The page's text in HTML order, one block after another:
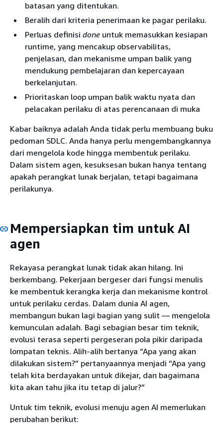
batasan yang ditentukan.
Beralih dari kriteria penerimaan ke pagar perilaku.
Perluas definisi done untuk memasukkan kesiapan
runtime, yang mencakup observabilitas,
penjelasan, dan mekanisme umpan balik yang
mendukung pembelajaran dan kepercayaan
berkelanjutan.
Prioritaskan loop umpan balik waktu nyata dan
pelacakan perilaku di atas perencanaan di muka
Kabar baiknya adalah Anda tidak perlu membuang buku
pedoman SDLC. Anda hanya perlu mengembangkannya
dari mengelola kode hingga membentuk perilaku.
Dalam sistem agen, kesuksesan bukan hanya tentang
apakah perangkat lunak berjalan, tetapi bagaimana
perilakunya.
Mempersiapkan tim untuk AI
agen
Rekayasa perangkat lunak tidak akan hilang. Ini
berkembang. Pekerjaan bergeser dari fungsi menulis
ke membentuk kerangka kerja dan mekanisme kontrol
untuk perilaku cerdas. Dalam dunia AI agen,
membangun bukan lagi bagian yang sulit — mengelola
kemunculan adalah. Bagi sebagian besar tim teknik,
evolusi terasa seperti pergeseran pola pikir daripada
lompatan teknis. Alih-alih bertanya “Apa yang akan
dilakukan sistem?” pertanyaannya menjadi “Apa yang
telah kita berdayakan untuk dikejar, dan bagaimana
kita akan tahu jika itu tetap di jalur?”
Untuk tim teknik, evolusi menuju agen AI memerlukan
perubahan berikut: